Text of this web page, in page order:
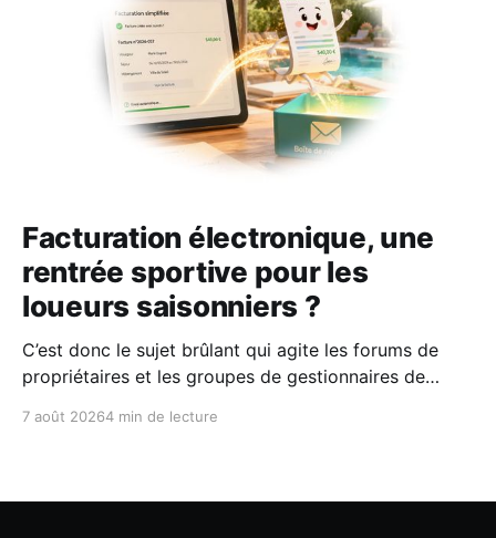
Facturation électronique, une
rentrée sportive pour les
loueurs saisonniers ?
C’est donc le sujet brûlant qui agite les forums de
propriétaires et les groupes de gestionnaires de
obligatoire débarque le 1er septembre 2026 et les
DGFIP, à quelques semaines du
7 août 20264 min de lecture